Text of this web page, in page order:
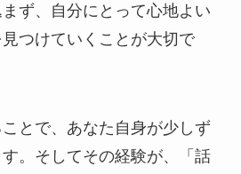
ず、自分にとって心地よい
つけていくことが大切で
とで、あなた自身が少しず
。そしてその経験が、「話